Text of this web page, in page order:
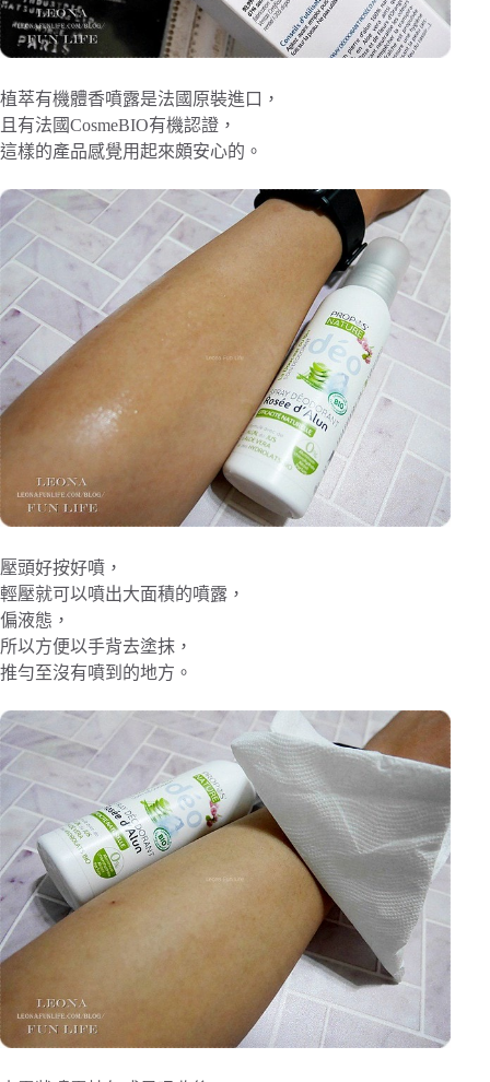
植萃有機體香噴露是法國原裝進口，
且有法國CosmeBIO有機認證，
這樣的產品感覺用起來頗安心的。
壓頭好按好噴，
輕壓就可以噴出大面積的噴露，
偏液態，
所以方便以手背去塗抹，
推勻至沒有噴到的地方。